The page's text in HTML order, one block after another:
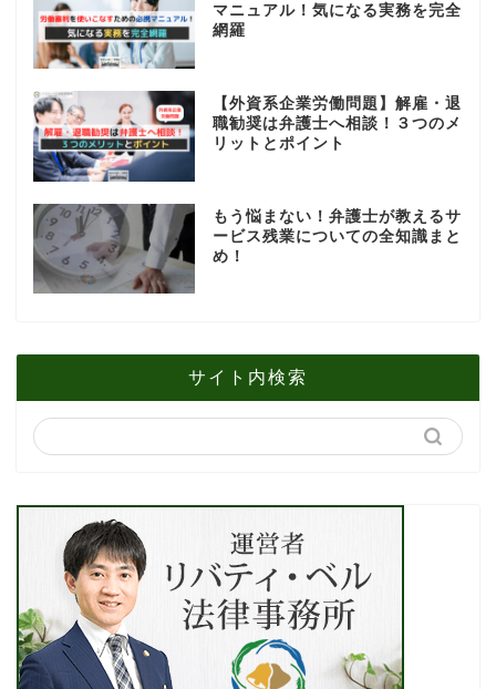
マニュアル！気になる実務を完全
網羅
【外資系企業労働問題】解雇・退
職勧奨は弁護士へ相談！３つのメ
リットとポイント
もう悩まない！弁護士が教えるサ
ービス残業についての全知識まと
め！
サイト内検索